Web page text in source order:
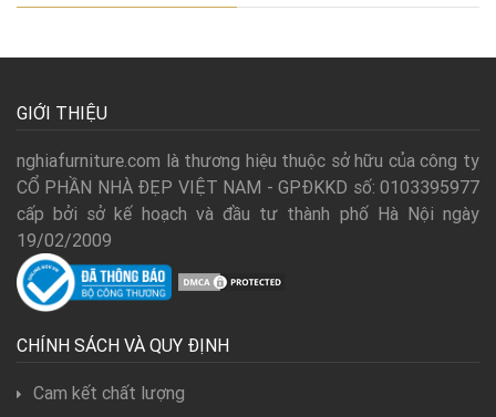
GIỚI THIỆU
nghiafurniture.com là thương hiệu thuộc sở hữu của công ty
CỔ PHẦN NHÀ ĐẸP VIỆT NAM - GPĐKKD số: 0103395977
cấp bởi sở kế hoạch và đầu tư thành phố Hà Nội ngày
19/02/2009
CHÍNH SÁCH VÀ QUY ĐỊNH
Cam kết chất lượng